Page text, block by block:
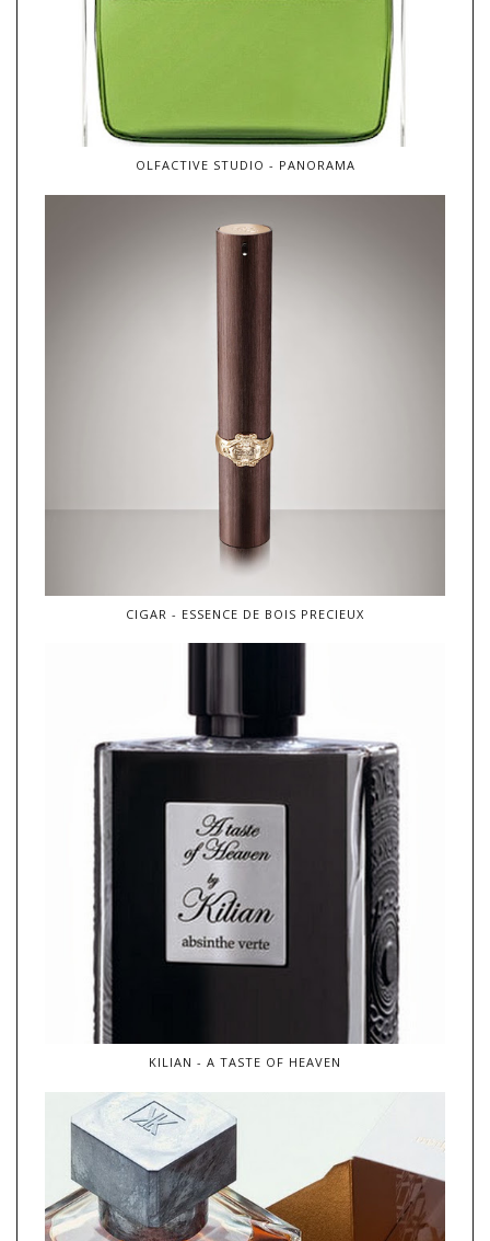
OLFACTIVE STUDIO - PANORAMA
CIGAR - ESSENCE DE BOIS PRECIEUX
KILIAN - A TASTE OF HEAVEN